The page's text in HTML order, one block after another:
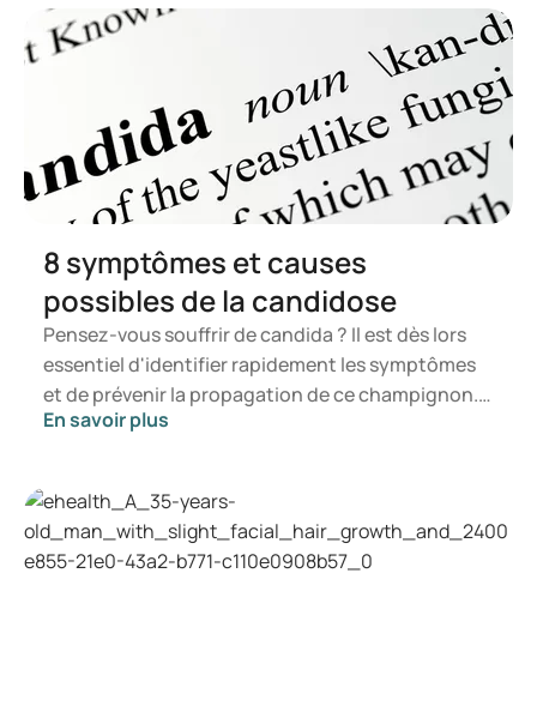
therapy in helping people give up smoking | ScienceDaily
COMBINED NICOTINE REPLACEMENT THERAPY (NICOTINE
PATCH AND SHORT ACTING NICOTINE) VS NICOTINE
PATCH FOR SMOKING CESSATION: A SYSTEMATIC REVIEW
AND META-ANALYSIS - CHEST
8 symptômes et causes
possibles de la candidose
Pensez-vous souffrir de candida ? Il est dès lors
essentiel d'identifier rapidement les symptômes
et de prévenir la propagation de ce champignon.
Dans cet article, vous découvrirez ce qu'est le
développement d'une infection à candida. Vous
saurez ainsi à quel moment il est opportun de
consulter un professionnel de la santé.
En savoir plus